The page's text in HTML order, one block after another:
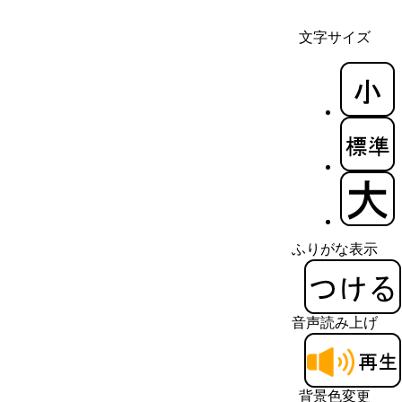
文字サイズ
ふりがな表示
音声読み上げ
背景色変更